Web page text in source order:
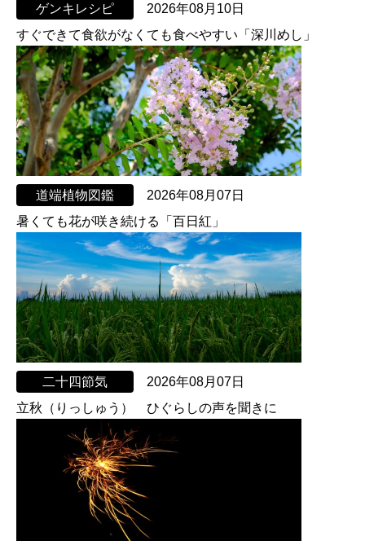
ゲンキレシピ
2026年08月10日
すぐできて食欲がなくても食べやすい「深川めし」
道端植物図鑑
2026年08月07日
暑くても花が咲き続ける「百日紅」
二十四節気
2026年08月07日
立秋（りっしゅう） ひぐらしの声を聞きに